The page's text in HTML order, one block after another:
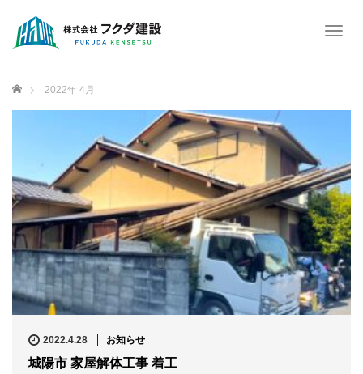
T
e
i
g
a
t
i
o
n
ホーム 2022年 4月
2022.4.28 お知らせ
城陽市 家屋解体工事 着工